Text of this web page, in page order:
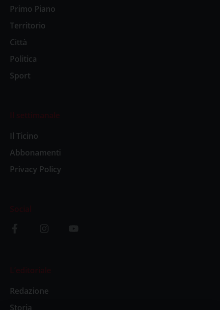
Primo Piano
Territorio
Città
Politica
Sport
Il settimanale
Il Ticino
Abbonamenti
Privacy Policy
Social
L’editoriale
Redazione
Storia